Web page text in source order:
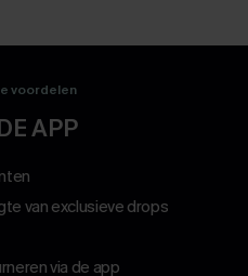
voordelen
APP
van exclusieve drops
via de app